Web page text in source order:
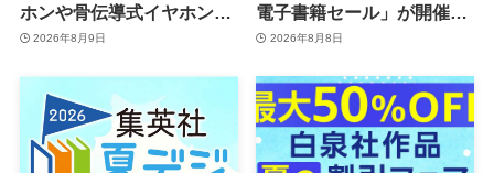
ホンや骨伝導式イヤホンが
一律10％のポイント還元に
2026年8月9日
電子書籍セール」が開催中
ｰ コミックやゲーム関連書
2026年8月8日